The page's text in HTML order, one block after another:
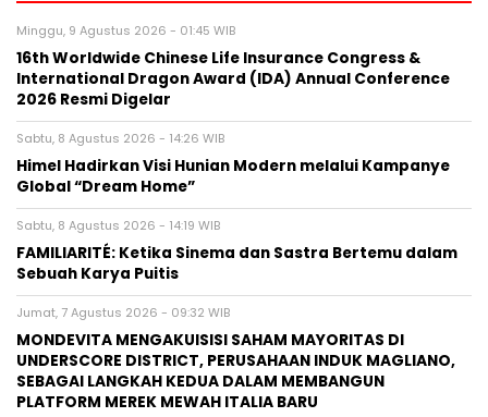
Minggu, 9 Agustus 2026 - 01:45 WIB
16th Worldwide Chinese Life Insurance Congress &
International Dragon Award (IDA) Annual Conference
2026 Resmi Digelar
Sabtu, 8 Agustus 2026 - 14:26 WIB
Himel Hadirkan Visi Hunian Modern melalui Kampanye
Global “Dream Home”
Sabtu, 8 Agustus 2026 - 14:19 WIB
FAMILIARITÉ: Ketika Sinema dan Sastra Bertemu dalam
Sebuah Karya Puitis
Jumat, 7 Agustus 2026 - 09:32 WIB
MONDEVITA MENGAKUISISI SAHAM MAYORITAS DI
UNDERSCORE DISTRICT, PERUSAHAAN INDUK MAGLIANO,
SEBAGAI LANGKAH KEDUA DALAM MEMBANGUN
PLATFORM MEREK MEWAH ITALIA BARU